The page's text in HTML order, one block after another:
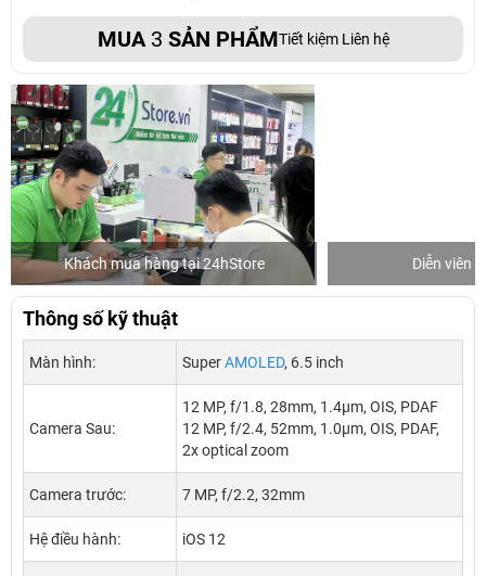
MUA 3 SẢN PHẨMTiết kiệm Liên hệ
Khách mua hàng tại 24hStore Diễn viên
Thông số kỹ thuật
Màn hình: SuperAMOLED, 6.5 inch
Camera Sau:
12 MP, f/1.8, 28mm, 1.4µm, OIS, PDAF
12 MP, f/2.4, 52mm, 1.0µm, OIS, PDAF,
2x optical zoom
Camera trước: 7 MP, f/2.2, 32mm
Hệ điều hành: iOS 12